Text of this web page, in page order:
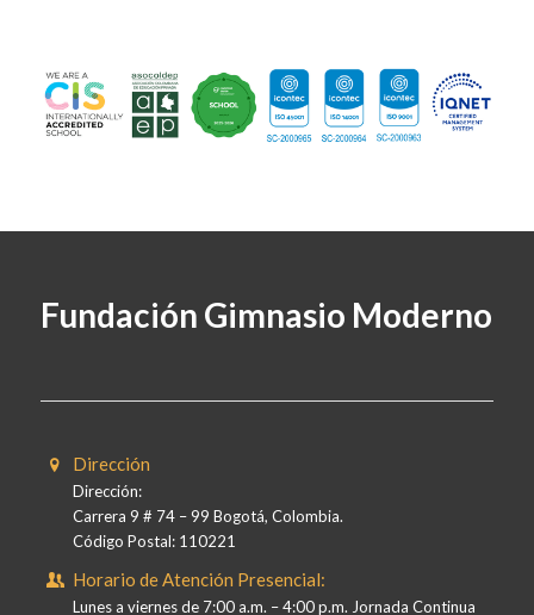
Fundación Gimnasio Moderno
Dirección
Dirección:
Carrera 9 # 74 – 99 Bogotá, Colombia.
Código Postal: 110221
Horario de Atención Presencial:
Lunes a viernes de 7:00 a.m. – 4:00 p.m. Jornada Continua